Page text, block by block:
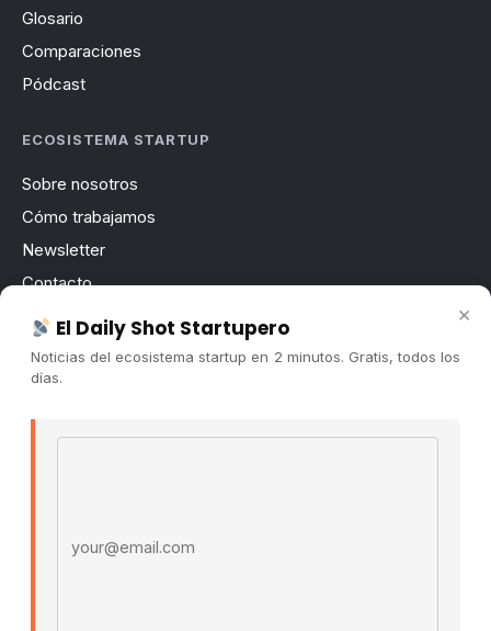
Glosario
Comparaciones
Pódcast
ECOSISTEMA STARTUP
Sobre nosotros
Cómo trabajamos
Newsletter
Contacto
Publicidad
Convocatorias
×
El Daily Shot Startupero
Noticias del ecosistema startup en 2 minutos. Gratis, todos los
días.